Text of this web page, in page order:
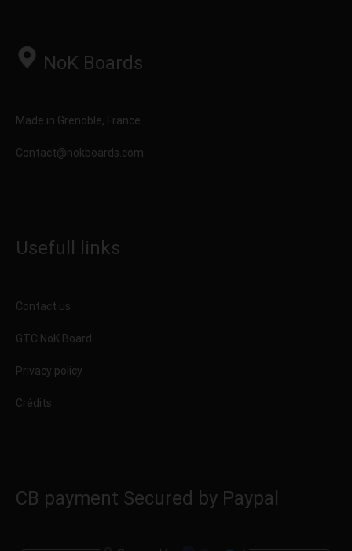
NoK Boards
Made in Grenoble, France
Contact@nokboards.com
Usefull links
Contact us
GTC NoK Board
Privacy policy
Crédits
CB payment Secured by Paypal